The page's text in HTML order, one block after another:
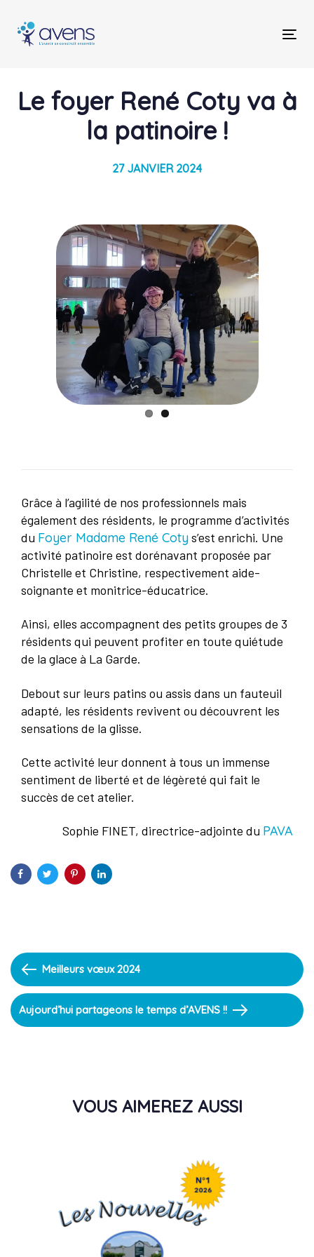
links
primary
contentLe foyer René Coty va à
la patinoire !
27 JANVIER 2024
Grâce à l’agilité de nos professionnels mais
également des résidents, le programme d’activités
du Foyer Madame René Cotys’est enrichi. Une
activité patinoire est dorénavant proposée par
Christelle et Christine, respectivement aide-
soignante et monitrice-éducatrice.
Ainsi, elles accompagnent des petits groupes de 3
résidents qui peuvent profiter en toute quiétude
de la glace à La Garde.
Debout sur leurs patins ou assis dans un fauteuil
adapté, les résidents revivent ou découvrent les
sensations de la glisse.
Cette activité leur donnent à tous un immense
sentiment de liberté et de légèreté qui fait le
succès de cet atelier.
Sophie FINET, directrice-adjointe du PAVA
Post
navigation
Previous
Article
Meilleurs vœux 2024
Next
Article
Aujourd’hui partageons le temps d’AVENS !!
VOUS AIMEREZ AUSSI